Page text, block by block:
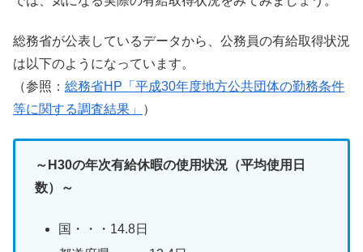
総務省が公表しているデータから、公務員の有給取得状況
は以下のようになっています。
（参照： 総務省HP「平成30年度地方公共団体の勤務条件
等に関する調査結果」
）
～H30の年次有給休暇の使用状況（平均使用日
数）～
国・・・14.8日